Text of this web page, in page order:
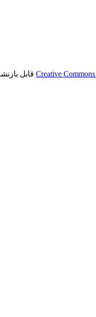
Creative قابل